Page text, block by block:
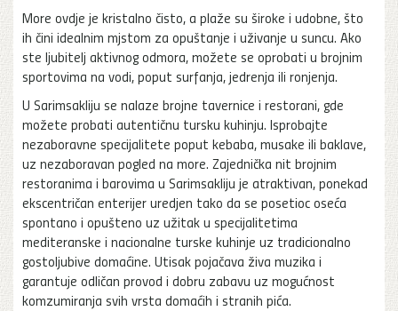
More ovdje je kristalno čisto, a plaže su široke i udobne, što
ih čini idealnim mjstom za opuštanje i uživanje u suncu. Ako
ste ljubitelj aktivnog odmora, možete se oprobati u brojnim
sportovima na vodi, poput surfanja, jedrenja ili ronjenja.
U Sarimsakliju se nalaze brojne tavernice i restorani, gde
možete probati autentičnu tursku kuhinju. Isprobajte
nezaboravne specijalitete poput kebaba, musake ili baklave,
uz nezaboravan pogled na more. Zajednička nit brojnim
restoranima i barovima u Sarimsakliju je atraktivan, ponekad
ekscentričan enterijer uredjen tako da se posetioc oseća
spontano i opušteno uz užitak u specijalitetima
mediteranske i nacionalne turske kuhinje uz tradicionalno
gostoljubive domaćine. Utisak pojačava živa muzika i
garantuje odličan provod i dobru zabavu uz mogućnost
komzumiranja svih vrsta domaćih i stranih pića.